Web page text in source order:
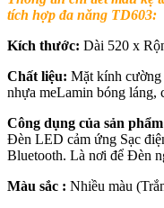
tích hợp đa năng TD603:
Kích thước: Dài 520 x
Chất liệu: Mặt kính
nhựa meLamin bóng láng,
Công dụng của sản
Đèn LED cảm ứng Sạc
Bluetooth. Là nơi để Đèn
Màu sắc : Nhiều màu